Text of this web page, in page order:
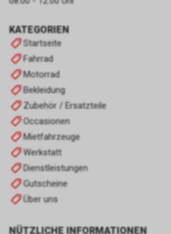
KATEGORIEN
Startseite
Fahrrad
Motorrad
Bekleidung
Zubehör / Ersatzteile
Occasionen
Mietfahrzeuge
Werkstatt
Dienstleistungen
Gutscheine
Über uns
NÜTZLICHE INFORMATIONEN